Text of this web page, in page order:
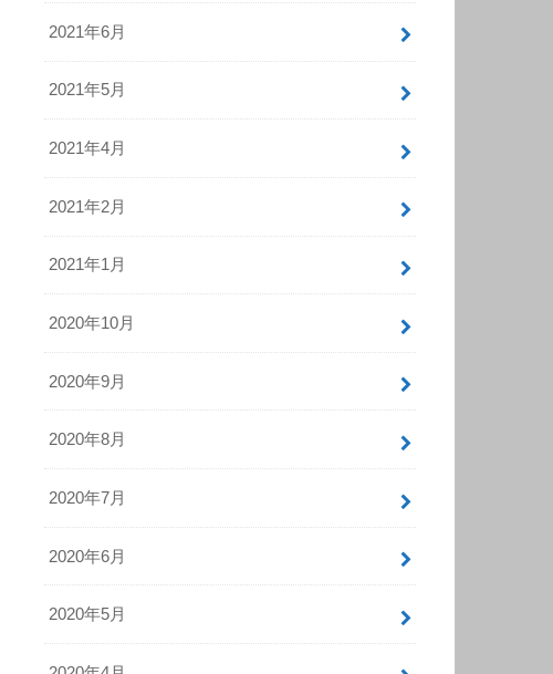
2021年6月
2021年5月
2021年4月
2021年2月
2021年1月
2020年10月
2020年9月
2020年8月
2020年7月
2020年6月
2020年5月